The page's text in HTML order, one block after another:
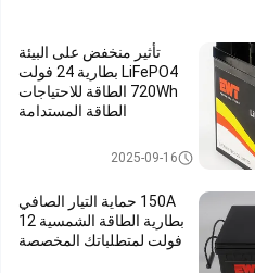
تأثير منخفض على البيئة
LiFePO4 بطارية 24 فولت
720Wh الطاقة للاحتياجات
الطاقة المستدامة
بطارية الليثيوم الفوسفات الحديدي
2025-09-16
150A حماية التيار الصافي
بطارية الطاقة الشمسية 12
فولت لمتطلباتك المخصصة